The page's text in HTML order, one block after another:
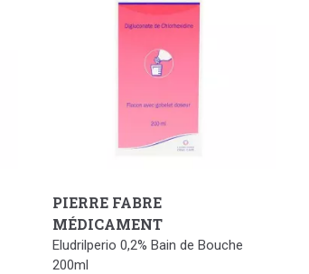
PIERRE FABRE
MÉDICAMENT
Eludrilperio 0,2% Bain de Bouche
200ml